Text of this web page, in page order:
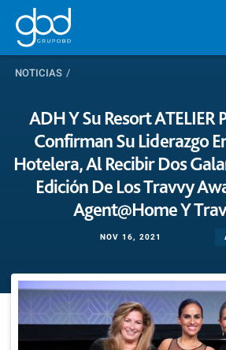
NOTICIAS /
ADH Y Su Resort ATELIER
Confirman Su Liderazgo
Hotelera, Al Recibir Dos
Edición De Los Travvy
Agent@Home Y
NOV 16, 2021